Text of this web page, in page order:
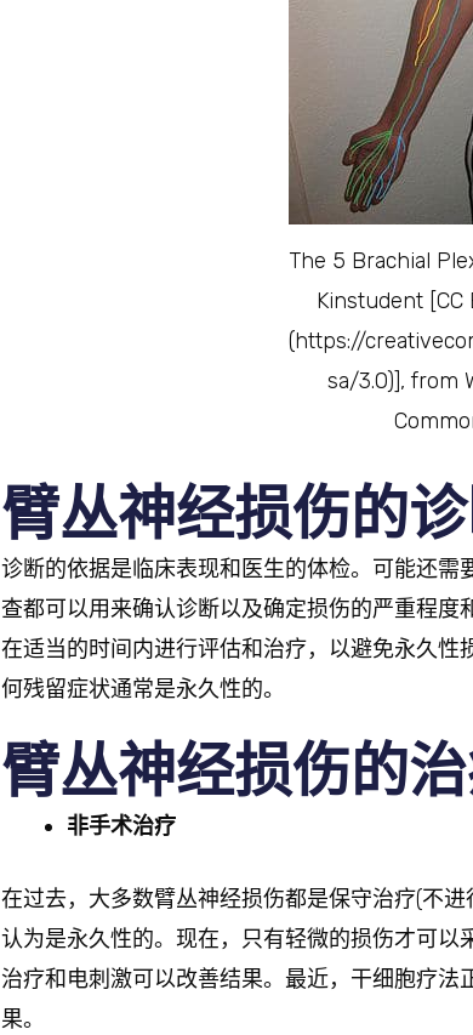
The 5 Brachial
Kinstudent [CC
(https://
sa/3.0)], from
臂丛神经损伤的
诊断的依据是临床表现和医生的体检。可能还需
查都可以用来确认诊断以及确定损伤的严重程
在适当的时间内进行评估和治疗，以避免永久
何残留症状通常是永久性的。
臂丛神经损伤的
非手术治疗
在过去，大多数臂丛神经损伤都是保守治疗(不
认为是永久性的。现在，只有轻微的损伤才可
治疗和电刺激可以改善结果。最近，干细胞疗
果。